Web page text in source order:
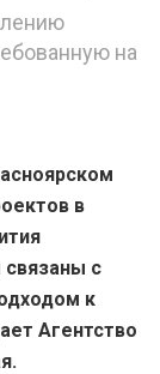
на
в
с
к
Агентство